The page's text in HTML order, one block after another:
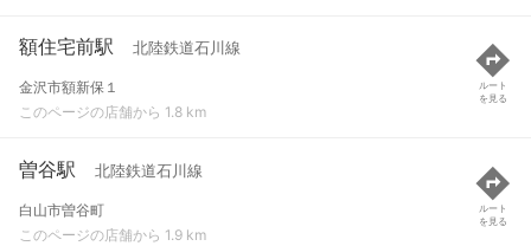
額住宅前駅 北陸鉄道石川線
金沢市額新保１
このページの店舗から 1.8 km
ルート
を見る
曽谷駅 北陸鉄道石川線
白山市曽谷町
このページの店舗から 1.9 km
ルート
を見る